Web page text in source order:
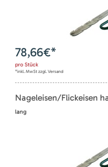
78,66€*
pro Stück
*inkl. MwSt zzgl. Versand
Nageleisen/Flickeisen
lang